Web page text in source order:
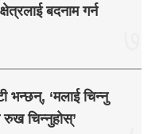
बदनाम गर्न
भन्छन्, ‘मलाई चिन्नु
रुख चिन्नुहोस्’